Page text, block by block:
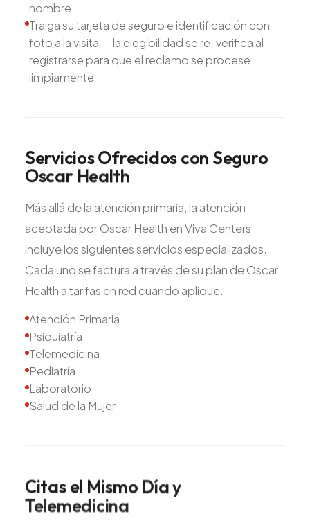
nombre
Traiga su tarjeta de seguro e identificación con
foto a la visita — la elegibilidad se re-verifica al
registrarse para que el reclamo se procese
limpiamente
ServiciosOfrecidoscon Seguro
Oscar Health
Más allá de la atención primaria, la atención
aceptada por Oscar Health en Viva Centers
incluye los siguientes servicios especializados.
Cada uno se factura a través de su plan de Oscar
Health a tarifas en red cuando aplique.
Atención Primaria
Psiquiatría
Telemedicina
Pediatría
Laboratorio
Salud de la Mujer
Citasel Mismo Díay
Telemedicina